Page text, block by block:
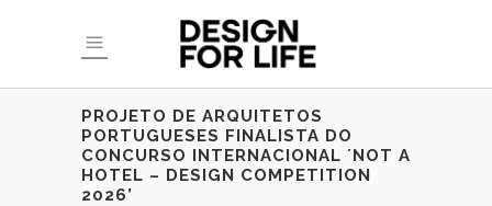
PROJETO DE ARQUITETOS
PORTUGUESES FINALISTA DO
CONCURSO INTERNACIONAL ´NOT A
HOTEL – DESIGN COMPETITION
2026’